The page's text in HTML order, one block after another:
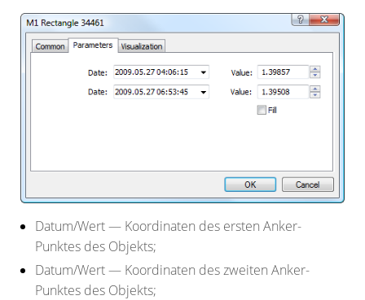
Datum/Wert— Koordinaten des ersten Anker-
Punktes des Objekts;
Datum/Wert— Koordinaten des zweiten Anker-
Punktes des Objekts;